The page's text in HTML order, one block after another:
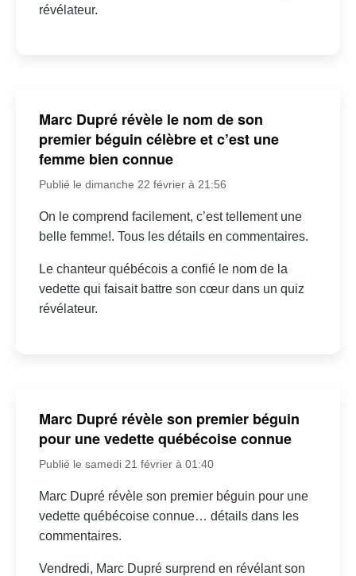
révélateur.
Marc Dupré révèle le nom de son
premier béguin célèbre et c’est une
femme bien connue
Publié le dimanche 22 février à 21:56
On le comprend facilement, c’est tellement une
belle femme!. Tous les détails en commentaires.
Le chanteur québécois a confié le nom de la
vedette qui faisait battre son cœur dans un quiz
révélateur.
Marc Dupré révèle son premier béguin
pour une vedette québécoise connue
Publié le samedi 21 février à 01:40
Marc Dupré révèle son premier béguin pour une
vedette québécoise connue… détails dans les
commentaires.
Vendredi, Marc Dupré surprend en révélant son